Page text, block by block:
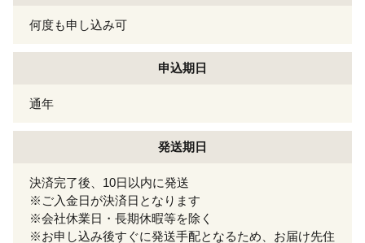
何度も申し込み可
申込期日
通年
発送期日
決済完了後、10日以内に発送
※ご入金日が決済日となります
※会社休業日・長期休暇等を除く
※お申し込み後すぐに発送手配となるため、お届け先住